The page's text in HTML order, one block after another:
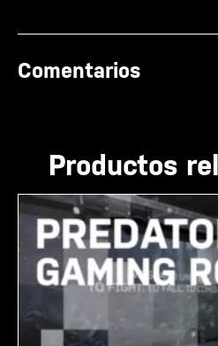
Comentarios
Productos